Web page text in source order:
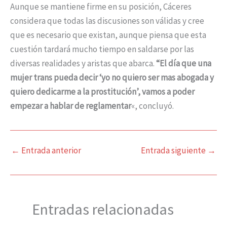
Aunque se mantiene firme en su posición, Cáceres
considera que todas las discusiones son válidas y cree
que es necesario que existan, aunque piensa que esta
cuestión tardará mucho tiempo en saldarse por las
diversas realidades y aristas que abarca.“El día que una
mujer trans pueda decir ‘yo no quiero ser mas abogada y
quiero dedicarme a la prostitución’, vamos a poder
empezar a hablar de reglamentar«, concluyó.
← Entrada anterior Entrada siguiente →
Entradas relacionadas